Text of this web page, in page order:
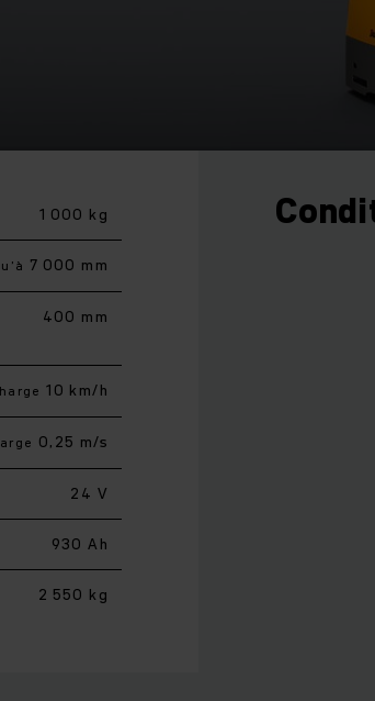
1 000 kg
7 000 mm
400 mm
10 km/h
0,25 m/s
24 V
930 Ah
2 550 kg